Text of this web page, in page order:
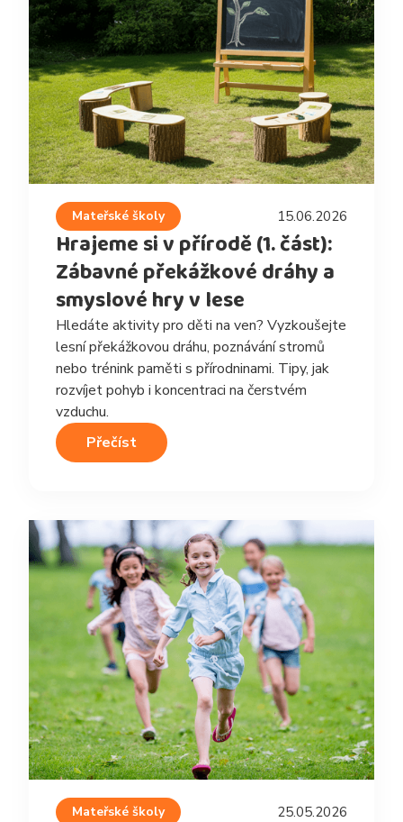
Mateřské školy 15.06.2026
Hrajeme si v přírodě (1. část):
Zábavné překážkové dráhy a
smyslové hry v lese
Hledáte aktivity pro děti na ven? Vyzkoušejte
lesní překážkovou dráhu, poznávání stromů
nebo trénink paměti s přírodninami. Tipy, jak
rozvíjet pohyb i koncentraci na čerstvém
vzduchu.
Přečíst
Mateřské školy 25.05.2026